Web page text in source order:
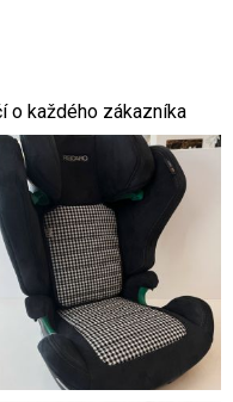
o každého zákazníka